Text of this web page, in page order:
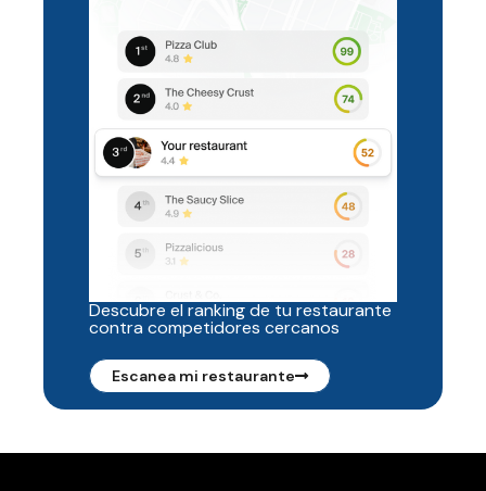
Descubre el ranking de tu restaurante
contra competidores cercanos
Escanea mi restaurante